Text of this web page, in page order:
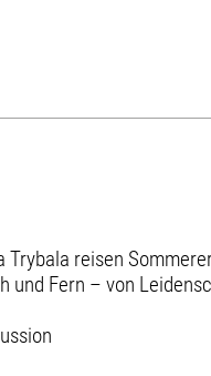
reisen
und Fern – von